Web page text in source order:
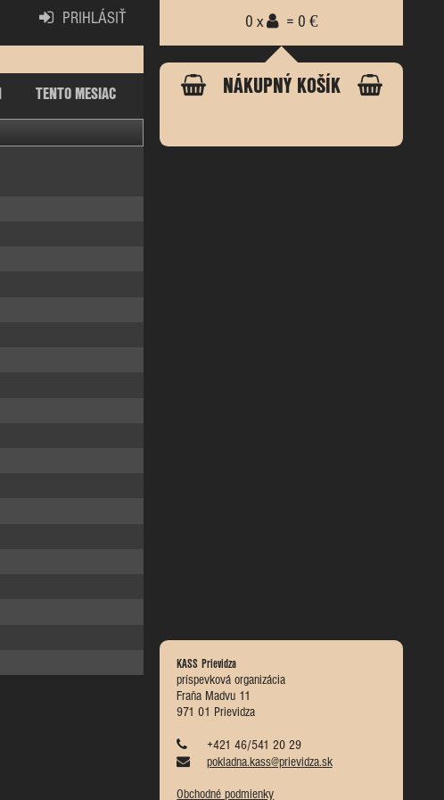
PRIHLÁSIŤ
TENTO MESIAC
0 x = 0 €
NÁKUPNÝ KOŠÍK
KASS Prievidza
príspevková organizácia
Fraňa Madvu 11
971 01 Prievidza
+421 46/541 20 29
pokladna.kass@prievidza.sk
Obchodné podmienky